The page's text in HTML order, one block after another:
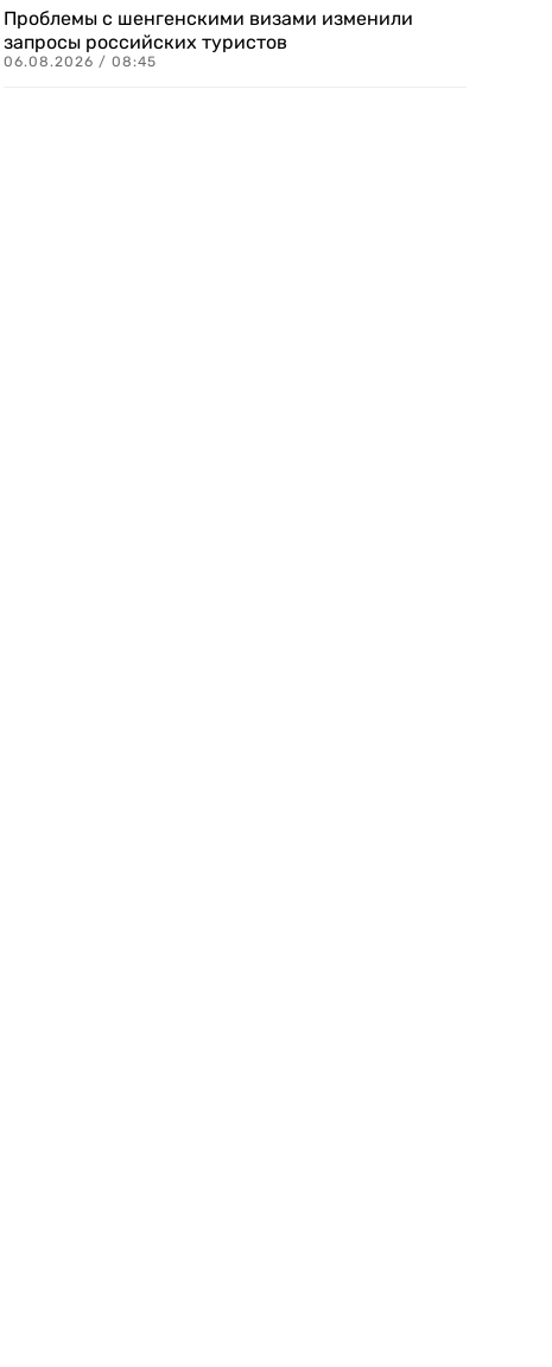
Проблемы с шенгенскими визами изменили
запросы российских туристов
06.08.2026 / 08:45